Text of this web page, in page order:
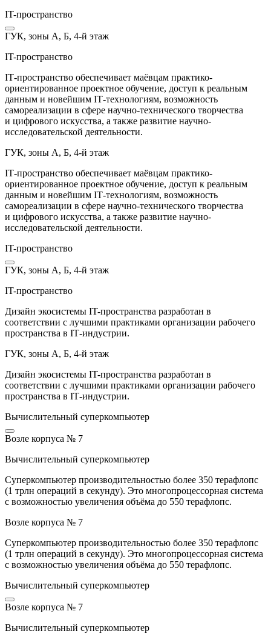
IT-пространство
ГУК, зоны А, Б, 4-й этаж
IT-пространство
IT‑пространство обеспечивает маёвцам практико-
ориентированное проектное обучение, доступ к реальным
данным и новейшим IT‑технологиям, возможность
самореализации в сфере научно-технического творчества
и цифрового искусства, а также развитие научно-
исследовательской деятельности.
ГУК, зоны А, Б, 4-й этаж
IT‑пространство обеспечивает маёвцам практико-
ориентированное проектное обучение, доступ к реальным
данным и новейшим IT‑технологиям, возможность
самореализации в сфере научно-технического творчества
и цифрового искусства, а также развитие научно-
исследовательской деятельности.
IT-пространство
ГУК, зоны А, Б, 4-й этаж
IT-пространство
Дизайн экосистемы IT-пространства разработан в
соответствии с лучшими практиками организации рабочего
пространства в IT‑индустрии.
ГУК, зоны А, Б, 4-й этаж
Дизайн экосистемы IT-пространства разработан в
соответствии с лучшими практиками организации рабочего
пространства в IT‑индустрии.
Вычислительный суперкомпьютер
Возле корпуса № 7
Вычислительный суперкомпьютер
Суперкомпьютер производительностью более 350 терафлопс
(1 трлн операций в секунду). Это многопроцессорная система
с возможностью увеличения объёма до 550 терафлопс.
Возле корпуса № 7
Суперкомпьютер производительностью более 350 терафлопс
(1 трлн операций в секунду). Это многопроцессорная система
с возможностью увеличения объёма до 550 терафлопс.
Вычислительный суперкомпьютер
Возле корпуса № 7
Вычислительный суперкомпьютер